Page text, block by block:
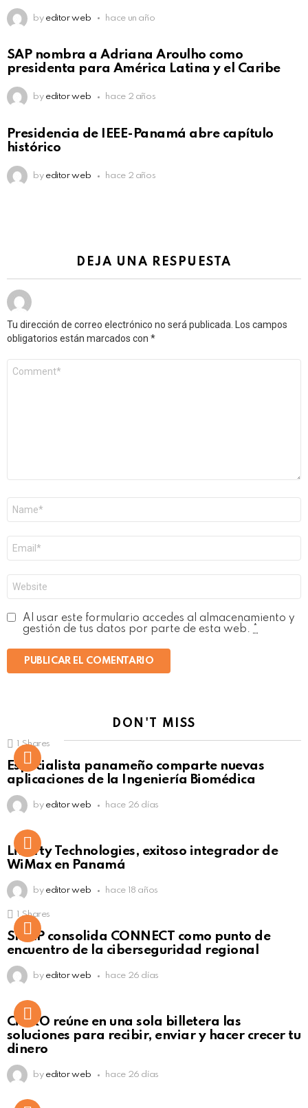
by editor web hace un año
SAP nombra a Adriana Aroulho como
presidenta para América Latina y el Caribe
by editor web hace 2 años
Presidencia de IEEE-Panamá abre capítulo
histórico
by editor web hace 2 años
DEJA UNA RESPUESTA
Tu dirección de correo electrónico no será publicada.
Los campos
obligatorios están marcados con *
electrónico
*
Al usar este formulario accedes al almacenamiento y
gestión de tus datos por parte de esta web.
DON'T MISS
Click to view this post
Shares
Especialista panameño comparte nuevas
aplicaciones de la Ingeniería Biomédica
by editor web hace 26 días
Liberty Technologies, exitoso integrador de
WiMax en Panamá
by editor web hace 18 años
Click to view this post
Shares
SISAP consolida CONNECT como punto de
encuentro de la ciberseguridad regional
by editor web hace 26 días
Not Safe For Work
Click to view this post
CiNKO reúne en una sola billetera las
soluciones para recibir, enviar y hacer crecer tu
dinero
by editor web hace 26 días